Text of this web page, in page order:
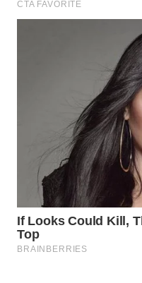
MASYARAKAT
KELISTRIKAN
WALINKI
ID
MAWAKA